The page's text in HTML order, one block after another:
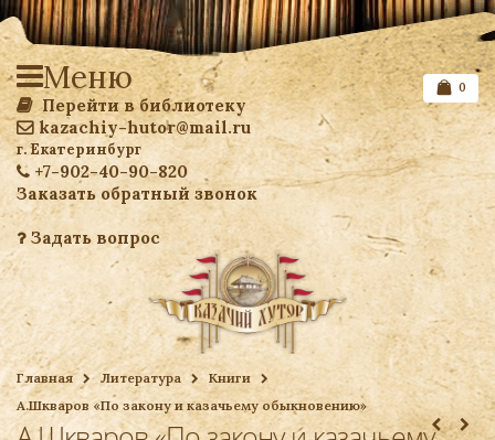
Перейти в библиотеку
kazachiy-hutor@mail.ru
г. Екатеринбург
+7-902-40-90-820
Заказать обратный звонок
Задать вопрос
Список желаемого
Ваша корзина
0
Меню
Главная Литература
Книги
А.Шкваров «По закону и казачьему обыкновению»